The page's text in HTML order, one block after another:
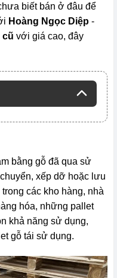
biết bán ở đâu để
Hoàng Ngọc Diệp-
cũ với giá cao, đây
bằng gỗ đã qua sử
xếp dỡ hoặc lưu
các kho hàng, nhà
hóa, những pallet
khả năng sử dụng,
gỗ tái sử dụng.